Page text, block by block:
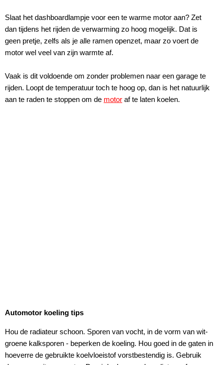
Slaat het dashboardlampje voor een te warme motor aan? Zet
dan tijdens het rijden de verwarming zo hoog mogelijk. Dat is
geen pretje, zelfs als je alle ramen openzet, maar zo voert de
motor wel veel van zijn warmte af.
Vaak is dit voldoende om zonder problemen naar een garage te
rijden. Loopt de temperatuur toch te hoog op, dan is het natuurlijk
aan te raden te stoppen om de motor af te laten koelen.
Automotor koeling tips
Hou de radiateur schoon. Sporen van vocht, in de vorm van wit-
groene kalksporen - beperken de koeling. Hou goed in de gaten in
hoeverre de gebruikte koelvloeistof vorstbestendig is. Gebruik